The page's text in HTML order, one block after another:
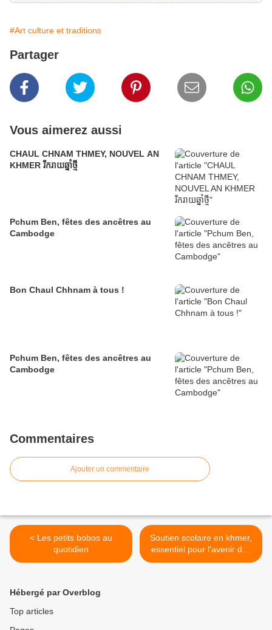
#Art culture et traditions
Partager
Vous aimerez aussi
CHAUL CHNAM THMEY, NOUVEL AN
KHMER រីករាយឆ្នាំថ្មី
Pchum Ben, fêtes des ancêtres au
Cambodge
Bon Chaul Chhnam à tous !
Pchum Ben, fêtes des ancêtres au
Cambodge
Commentaires
Ajouter un commentaire
< Les petits bobos au
quotidien
Soutien scolaire en khmer,
essentiel pour l'avenir des
enfants >
Hébergé par Overblog
Top articles